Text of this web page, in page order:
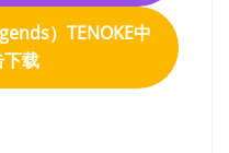
）TENOKE中
载